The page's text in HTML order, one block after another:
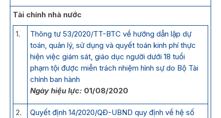
Tài chính nhà nước
1.
Thông tư 53/2020/TT-BTC về hướng dẫn lập dự
toán, quản lý, sử dụng và quyết toán kinh phí thực
hiện việc giám sát, giáo dục người dưới 18 tuổi
phạm tội được miễn trách nhiệm hình sự do Bộ Tài
chính ban hành
Ngày hiệu lực: 01/08/2020
2.
Quyết định 14/2020/QĐ-UBND quy định về hệ số